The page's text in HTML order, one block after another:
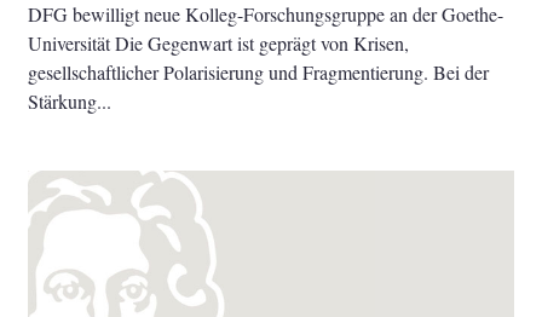
DFG bewilligt neue Kolleg-Forschungsgruppe an der Goethe-
Universität Die Gegenwart ist geprägt von Krisen,
gesellschaftlicher Polarisierung und Fragmentierung. Bei der
Stärkung